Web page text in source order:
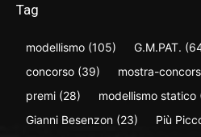
Tag
modellismo (105) G.M.PAT.
concorso (39) mostra-
premi (28) modellismo statico
Gianni Besenzon (23) Più